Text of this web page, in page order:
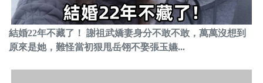
結婚22年不藏了！ 謝祖武嬌妻身分不敢不敢，萬萬沒想到
原來是她，難怪當初狠甩岳翎不娶張玉嬿...